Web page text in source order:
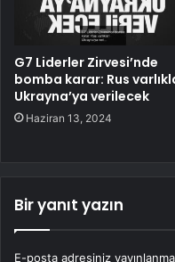
G7 Liderler Zirvesi’nde
bomba karar: Rus
Ukrayna’ya verilecek
Haziran 13, 2024
Bir yanıt yazın
E-posta adresiniz